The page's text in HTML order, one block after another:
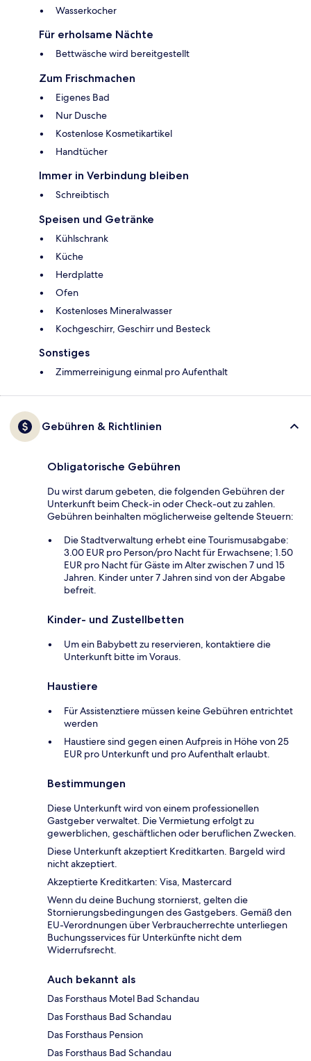
Wasserkocher
Für erholsame Nächte
Bettwäsche wird bereitgestellt
Zum Frischmachen
Eigenes Bad
Nur Dusche
Kostenlose Kosmetikartikel
Handtücher
Immer in Verbindung bleiben
Schreibtisch
Speisen und Getränke
Kühlschrank
Küche
Herdplatte
Ofen
Kostenloses Mineralwasser
Kochgeschirr, Geschirr und Besteck
Sonstiges
Zimmerreinigung einmal pro Aufenthalt
Gebühren & Richtlinien
Obligatorische Gebühren
Du wirst darum gebeten, die folgenden Gebühren der
Unterkunft beim Check-in oder Check-out zu zahlen.
Gebühren beinhalten möglicherweise geltende Steuern:
Die Stadtverwaltung erhebt eine Tourismusabgabe:
3.00 EUR pro Person/pro Nacht für Erwachsene; 1.50
EUR pro Nacht für Gäste im Alter zwischen 7 und 15
Jahren. Kinder unter 7 Jahren sind von der Abgabe
befreit.
Kinder- und Zustellbetten
Um ein Babybett zu reservieren, kontaktiere die
Unterkunft bitte im Voraus.
Haustiere
Für Assistenztiere müssen keine Gebühren entrichtet
werden
Haustiere sind gegen einen Aufpreis in Höhe von 25
EUR pro Unterkunft und pro Aufenthalt erlaubt.
Bestimmungen
Diese Unterkunft wird von einem professionellen
Gastgeber verwaltet. Die Vermietung erfolgt zu
gewerblichen, geschäftlichen oder beruflichen Zwecken.
Diese Unterkunft akzeptiert Kreditkarten. Bargeld wird
nicht akzeptiert.
Akzeptierte Kreditkarten: Visa, Mastercard
Wenn du deine Buchung stornierst, gelten die
Stornierungsbedingungen des Gastgebers. Gemäß den
EU-Verordnungen über Verbraucherrechte unterliegen
Buchungsservices für Unterkünfte nicht dem
Widerrufsrecht.
Auch bekannt als
Das Forsthaus Motel Bad Schandau
Das Forsthaus Bad Schandau
Das Forsthaus Pension
Das Forsthaus Bad Schandau